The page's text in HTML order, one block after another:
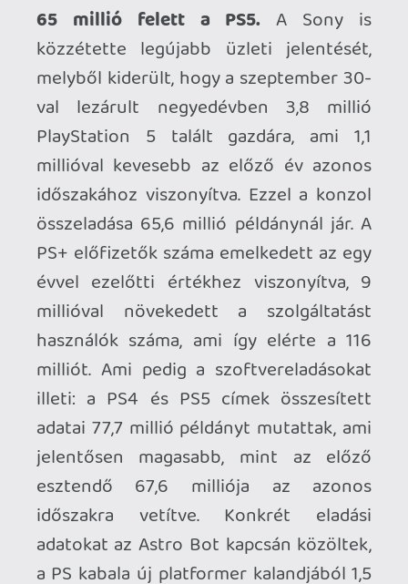
millióval növekedett a szolgáltatást
használók száma, ami így elérte a 116
milliót. Ami pedig a szoftvereladásokat
illeti: a PS4 és PS5 címek összesített
adatai 77,7 millió példányt mutattak, ami
jelentősen magasabb, mint az előző
esztendő 67,6 milliója az azonos
adatokat az Astro Bot kapcsán közöltek,
a PS kabala új platformer kalandjából 1,5
millió példány talált gazdára.
Demót kapott a Dead Rising Deluxe
Remaster.A Capcom nemrég megjelent
újrakiadása első körben a digitális
piactereken képviseltette magát, nemrég
pedig a fizikai változatok is befutottak.
Talán épp ennek apropóján jelentették
be, hogy egy demót is kiadnak a
remasterhez, mely a játék kezdeti
szakaszába enged betekintést.
Érdekesség azonban, hogy a manapság
megszokott módszerrel ellentétben a
demóban elért előrehaladásunkat nem
tudjuk a teljes verzióban folytatni.